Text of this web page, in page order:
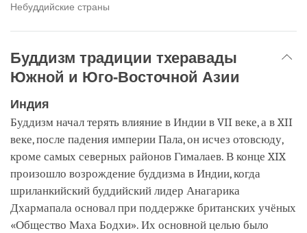
Небуддийские страны
Буддизм традиции тхеравады
Южной и Юго-Восточной Азии
Индия
Буддизм начал терять влияние в Индии в VII веке, а в XII
веке, после падения империи Пала, он исчез отовсюду,
кроме самых северных районов Гималаев. В конце XIX
произошло возрождение буддизма в Индии, когда
шриланкийский буддийский лидер Анагарика
Дхармапала основал при поддержке британских учёных
«Общество Маха Бодхи». Их основной целью было